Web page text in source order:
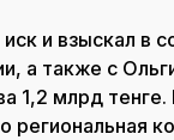
и взыскал в
а также с
1,2 млрд